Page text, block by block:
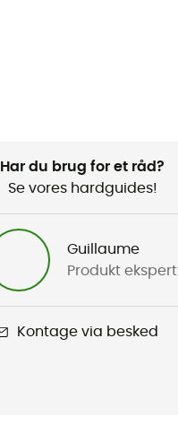
Har du brug for et råd?
Se vores hardguides!
Guillaume
Produkt ekspert
Kontage via besked